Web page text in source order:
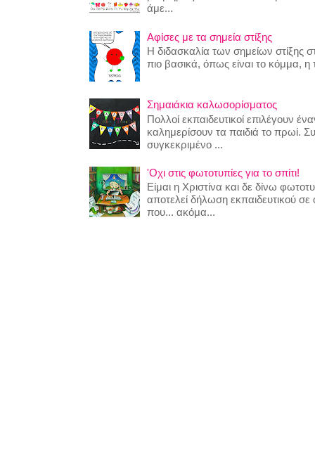
άμε...
Αφίσες με τα σημεία στίξης
Η διδασκαλία των σημείων στίξης
πιο βασικά, όπως είναι το κόμμα, η
Σημαιάκια καλωσορίσματος
Πολλοί εκπαιδευτικοί επιλέγουν
καλημερίσουν τα παιδιά το πρωί.
συγκεκριμένο ...
'Οχι στις φωτοτυπίες για το σπίτι!
Είμαι η Χριστίνα και δε δίνω
αποτελεί δήλωση εκπαιδευτικού
που... ακόμα...